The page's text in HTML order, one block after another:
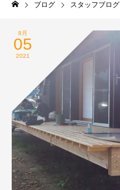
ブログ スタッフブログ
8月
05
2021